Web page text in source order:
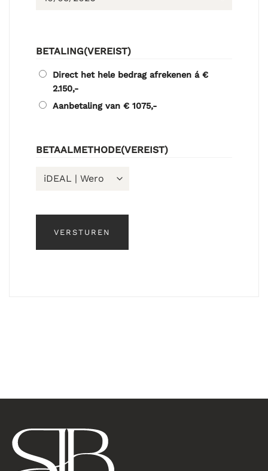
BETALING(VEREIST)
Direct het hele bedrag afrekenen á €
2.150,-
Aanbetaling van € 1075,-
BETAALMETHODE(VEREIST)
VERSTUREN